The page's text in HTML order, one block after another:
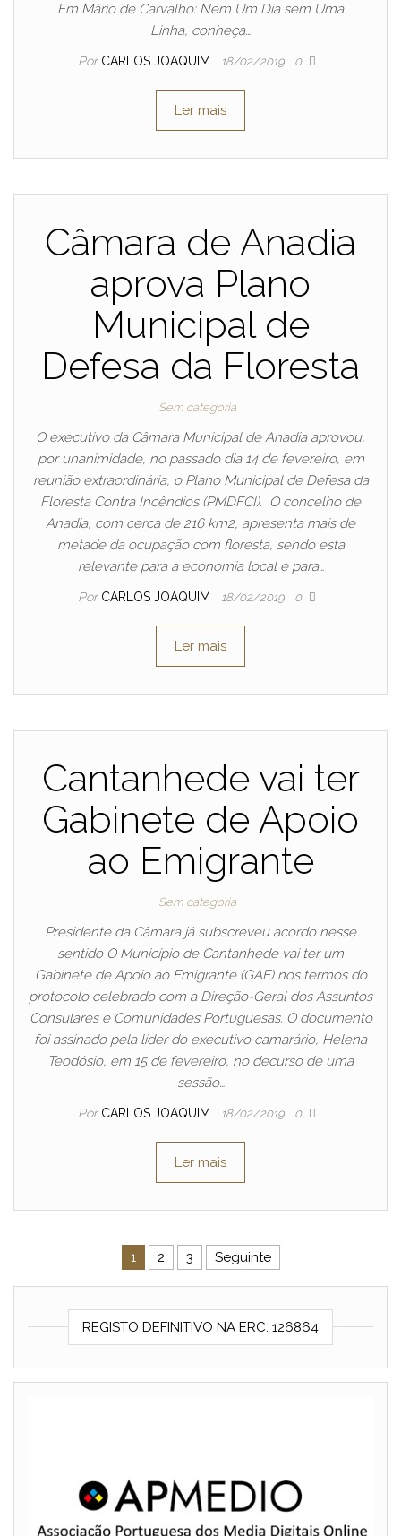
Em Mário de Carvalho: Nem Um Dia sem Uma
Linha, conheça…
Por CARLOS JOAQUIM 18/02/2019 0
Ler mais
Câmara de Anadia
aprova Plano
Municipal de
Defesa da Floresta
Sem categoria
O executivo da Câmara Municipal de Anadia aprovou,
por unanimidade, no passado dia 14 de fevereiro, em
reunião extraordinária, o Plano Municipal de Defesa da
Floresta Contra Incêndios (PMDFCI). O concelho de
Anadia, com cerca de 216 km2, apresenta mais de
metade da ocupação com floresta, sendo esta
relevante para a economia local e para…
Por CARLOS JOAQUIM 18/02/2019 0
Ler mais
Cantanhede vai ter
Gabinete de Apoio
ao Emigrante
Sem categoria
Presidente da Câmara já subscreveu acordo nesse
sentido O Município de Cantanhede vai ter um
Gabinete de Apoio ao Emigrante (GAE) nos termos do
protocolo celebrado com a Direção-Geral dos Assuntos
Consulares e Comunidades Portuguesas. O documento
foi assinado pela líder do executivo camarário, Helena
Teodósio, em 15 de fevereiro, no decurso de uma
sessão…
Por CARLOS JOAQUIM 18/02/2019 0
Ler mais
Navegação de artigos
1 2 3 Seguinte
REGISTO DEFINITIVO NA ERC: 126864